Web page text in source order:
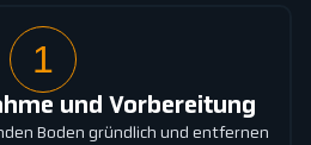
1
und Vorbereitung
Boden gründlich und entfernen